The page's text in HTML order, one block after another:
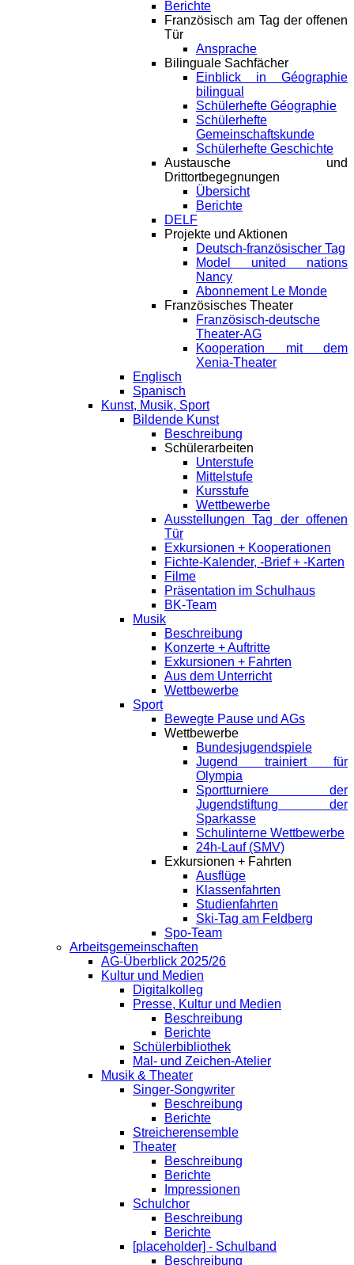
Berichte
Französisch am Tag der offenen
Tür
Ansprache
Bilinguale Sachfächer
Einblick in Géographie
bilingual
Schülerhefte Géographie
Schülerhefte
Gemeinschaftskunde
Schülerhefte Geschichte
Austausche und
Drittortbegegnungen
Übersicht
Berichte
DELF
Projekte und Aktionen
Deutsch-französischer Tag
Model united nations
Nancy
Abonnement Le Monde
Französisches Theater
Französisch-deutsche
Theater-AG
Kooperation mit dem
Xenia-Theater
Englisch
Spanisch
Kunst, Musik, Sport
Bildende Kunst
Beschreibung
Schülerarbeiten
Unterstufe
Mittelstufe
Kursstufe
Wettbewerbe
Ausstellungen Tag der offenen
Tür
Exkursionen + Kooperationen
Fichte-Kalender, -Brief + -Karten
Filme
Präsentation im Schulhaus
BK-Team
Musik
Beschreibung
Konzerte + Auftritte
Exkursionen + Fahrten
Aus dem Unterricht
Wettbewerbe
Sport
Bewegte Pause und AGs
Wettbewerbe
Bundesjugendspiele
Jugend trainiert für
Olympia
Sportturniere der
Jugendstiftung der
Sparkasse
Schulinterne Wettbewerbe
24h-Lauf (SMV)
Exkursionen + Fahrten
Ausflüge
Klassenfahrten
Studienfahrten
Ski-Tag am Feldberg
Spo-Team
Arbeitsgemeinschaften
AG-Überblick 2025/26
Kultur und Medien
Digitalkolleg
Presse, Kultur und Medien
Beschreibung
Berichte
Schülerbibliothek
Mal- und Zeichen-Atelier
Musik & Theater
Singer-Songwriter
Beschreibung
Berichte
Streicherensemble
Theater
Beschreibung
Berichte
Impressionen
Schulchor
Beschreibung
Berichte
[placeholder] - Schulband
Beschreibung